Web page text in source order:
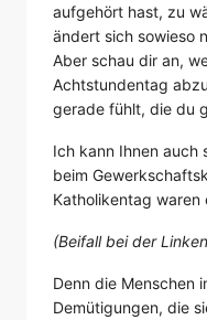
aufgehört hast, zu
ändert sich sowieso
Aber schau dir an,
Achtstundentag
gerade fühlt, die du
Ich kann Ihnen auch
beim
Katholikentag waren
(Beifall bei der
Denn die Menschen
Demütigungen, die